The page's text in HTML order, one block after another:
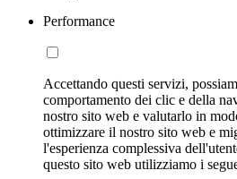
Performance
Accettando questi servizi,
comportamento dei clic e della
nostro sito web e valutarlo in
ottimizzare il nostro sito web e
l'esperienza complessiva
questo sito web utilizziamo i